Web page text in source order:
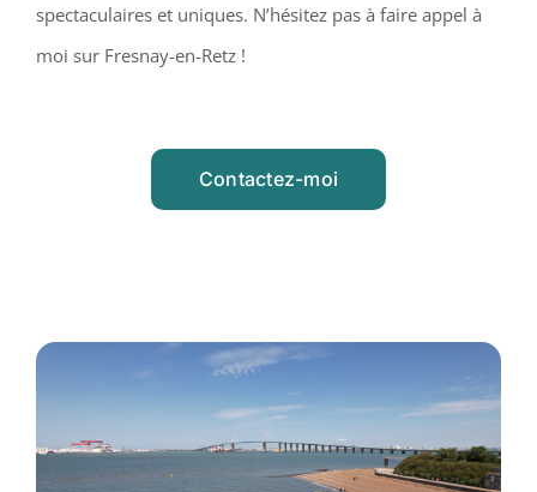
spectaculaires et uniques. N’hésitez pas à faire appel à
moi sur Fresnay-en-Retz !
Contactez-moi